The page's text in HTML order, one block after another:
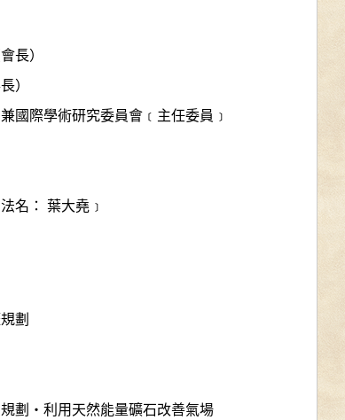
長）
）
國際學術研究委員會﹝主任委員﹞
名： 葉大堯﹞
劃
劃‧利用天然能量礦石改善氣場